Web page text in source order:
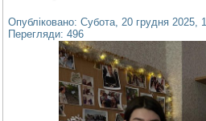
Опубліковано: Субота, 20 грудня 2025,
Перегляди: 496